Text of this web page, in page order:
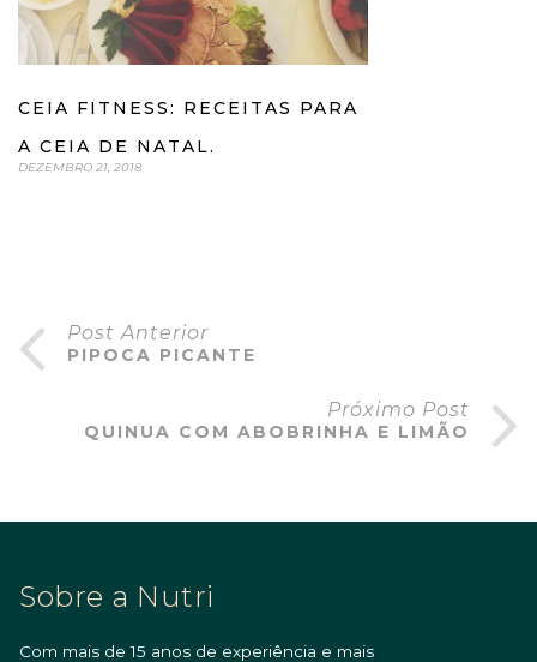
CEIA FITNESS: RECEITAS PARA
A CEIA DE NATAL.
DEZEMBRO 21, 2018
Post Anterior
PIPOCA PICANTE
Próximo Post
QUINUA COM ABOBRINHA E LIMÃO
Sobre a Nutri
Com mais de 15 anos de experiência e mais